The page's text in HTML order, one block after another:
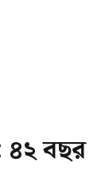
৪২ বছর